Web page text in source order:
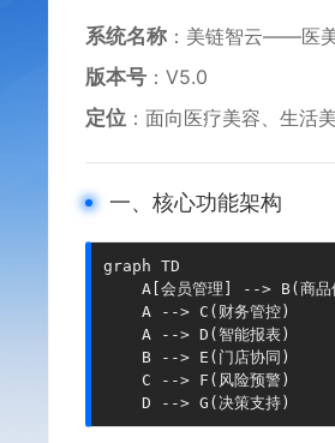
​系统名称​ ：美链智云——医
​版本号​ ​：V5.0
​定位​ ：面向医疗美容、生活
一、核心功能架构
graph TD
A[会员管理] --> B(商品
    A --> C(财务管控)
    A --> D(智能报表)
    B --> E(门店协同)
    C --> F(风险预警)
    D --> G(决策支持)